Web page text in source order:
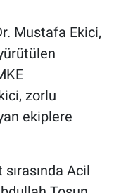
Mustafa Ekici,
zorlu
ekiplere
Acil